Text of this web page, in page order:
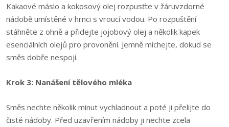
Kakaové máslo a kokosový olej rozpusťte v žáruvzdorné
nádobě umístěné v hrnci s vroucí vodou. Po rozpuštění
stáhněte z ohně a přidejte jojobový olej a několik kapek
esenciálních olejů pro provonění. Jemně míchejte, dokud se
směs dobře nespojí.
Krok 3: Nanášení tělového mléka
Směs nechte několik minut vychladnout a poté ji přelijte do
čisté nádoby. Před uzavřením nádoby ji nechte zcela